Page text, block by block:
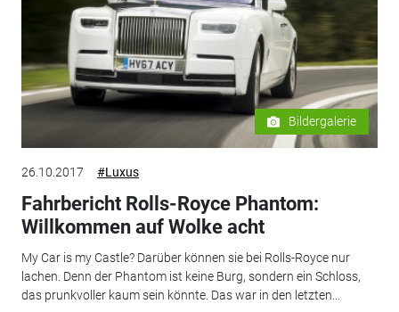
Bildergalerie
26.10.2017 #Luxus
Fahrbericht Rolls-Royce Phantom:
Willkommen auf Wolke acht
My Car is my Castle? Darüber können sie bei Rolls-Royce nur
lachen. Denn der Phantom ist keine Burg, sondern ein Schloss,
das prunkvoller kaum sein könnte. Das war in den letzten...